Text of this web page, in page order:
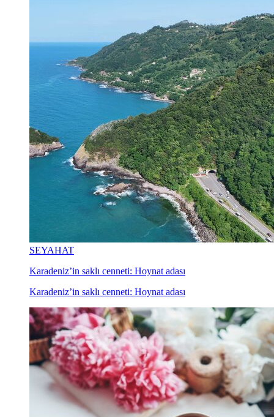
SEYAHAT
Karadeniz’in saklı cenneti: Hoynat adası
Karadeniz’in saklı cenneti: Hoynat adası